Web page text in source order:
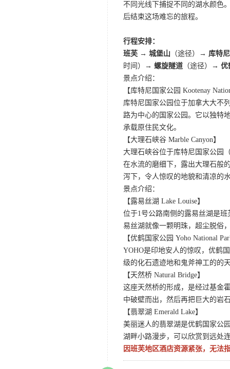
不同光线下捕捉不同的湖水颜色
后结束这场难忘的旅程。
行程安排：
班芙 → 城堡山 （途径）→ 库特
时间）→ 螺旋隧道 （途径）→ 优
景点介绍：
【库特尼国家公园 Kootenay
库特尼国家公园位于加拿大大不
路为中心的国家公园。它以独特
承载原住民文化。
【大理石峡谷 Marble Canyon】
大理石峡谷位于库特尼国家公园
在水流的磨细下，露出大理石般
泻下，令人惊叹的地貌和清凉的
景点介绍：
【露易丝湖 Lake Louise】
位于1号公路南侧的露易丝湖是
易丝湖就像一颗明珠，超尘脱俗
【优鹤国家公园 Yoho National
YOHO是印地安人的惊叹，优鹤
级的化石遗迹地和鬼斧神工的的
【天然桥 Natural Bridge】
这座天然桥的形成，是经过基金
中破壁而出，然后再把巨大的岩
【翡翠湖 Emerald Lake】
美丽迷人的翡翠湖是优鹤国家公
湖畔小路漫步，可以欣赏到远处
因班芙地区酒店资源紧张，无法